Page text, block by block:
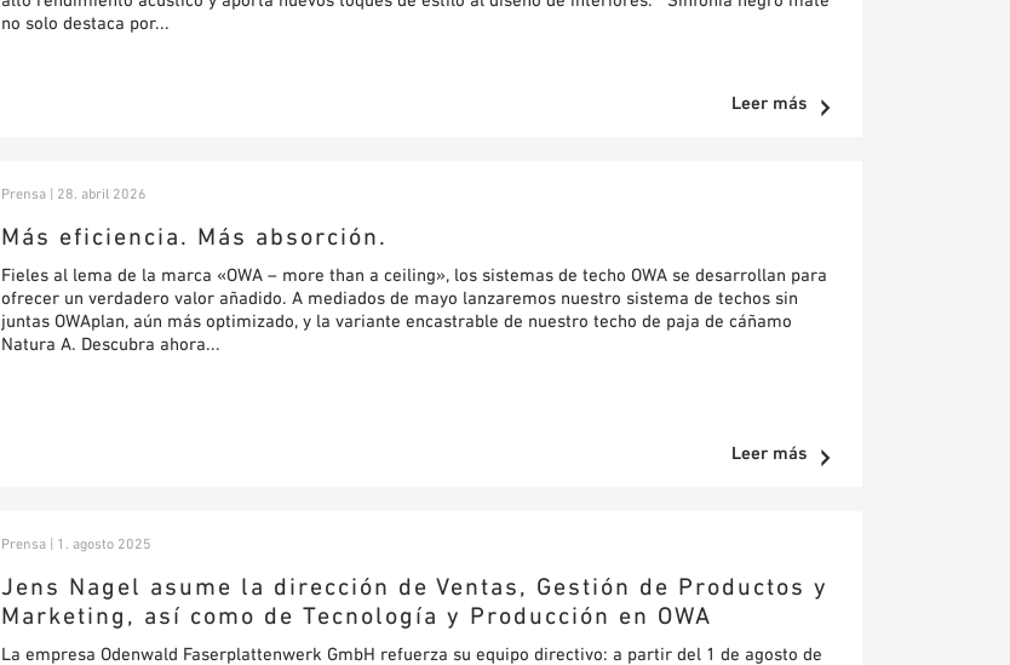
no solo destaca por...
Leer más
Prensa | 28. abril 2026
Más eficiencia. Más absorción.
Fieles al lema de la marca «OWA – more than a ceiling», los sistemas de techo OWA se desarrollan para
ofrecer un verdadero valor añadido. A mediados de mayo lanzaremos nuestro sistema de techos sin
juntas OWAplan, aún más optimizado, y la variante encastrable de nuestro techo de paja de cáñamo
Natura A. Descubra ahora...
Leer más
Prensa | 1. agosto 2025
Jens Nagel asume la dirección de Ventas, Gestión de Productos y
Marketing, así como de Tecnología y Producción en OWA
La empresa Odenwald Faserplattenwerk GmbH refuerza su equipo directivo: a partir del 1 de agosto de